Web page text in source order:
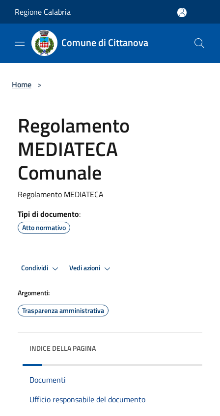
Regione Calabria
Comune di Cittanova
Home >
Regolamento
MEDIATECA
Comunale
Regolamento MEDIATECA
Tipi di documento:
Atto normativo
Condividi Vedi azioni
Argomenti:
Trasparenza amministrativa
INDICE DELLA PAGINA
Documenti
Ufficio responsabile del documento